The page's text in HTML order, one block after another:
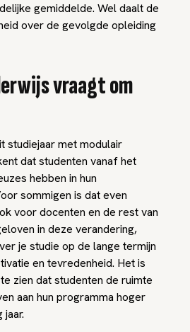
gemiddelde. Wel daalt de
over de gevolgde opleiding
vraagt om
studiejaar met modulair
dat studenten vanaf het
hebben in hun
sommigen is dat even
voor docenten en de rest van
in deze verandering,
je studie op de lange termijn
en tevredenheid. Het is
zien dat studenten de ruimte
aan hun programma hoger